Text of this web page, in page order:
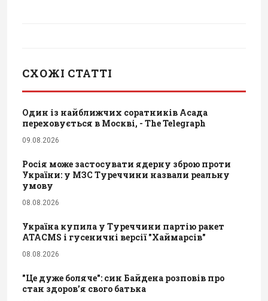
СХОЖІ СТАТТІ
Один із найближчих соратників Асада
переховується в Москві, - The Telegraph
09.08.2026
Росія може застосувати ядерну зброю проти
України: у МЗС Туреччини назвали реальну
умову
08.08.2026
Україна купила у Туреччини партію ракет
ATACMS і гусеничні версії "Хаймарсів"
08.08.2026
"Це дуже боляче": син Байдена розповів про
стан здоров’я свого батька